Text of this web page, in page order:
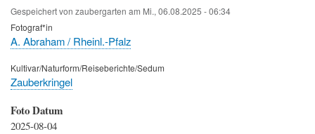
Gespeichert von zaubergarten am Mi., 06.08.2025 - 06:34
Fotograf*in
A. Abraham / Rheinl.-Pfalz
Kultivar/Naturform/Reiseberichte/Sedum
Zauberkringel
Foto Datum
2025-08-04